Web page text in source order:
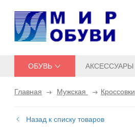
ОБУВЬ АКСЕССУАРЫ
Главная Мужская Кроссовки
Назад к списку товаров